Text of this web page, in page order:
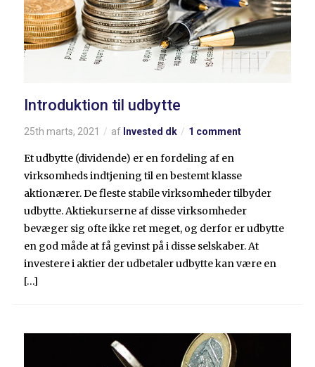
Introduktion til udbytte
25th marts, 2021 af Invested dk 1 comment
Et udbytte (dividende) er en fordeling af en
virksomheds indtjening til en bestemt klasse
aktionærer. De fleste stabile virksomheder tilbyder
udbytte. Aktiekurserne af disse virksomheder
bevæger sig ofte ikke ret meget, og derfor er udbytte
en god måde at få gevinst på i disse selskaber. At
investere i aktier der udbetaler udbytte kan være en
[…]